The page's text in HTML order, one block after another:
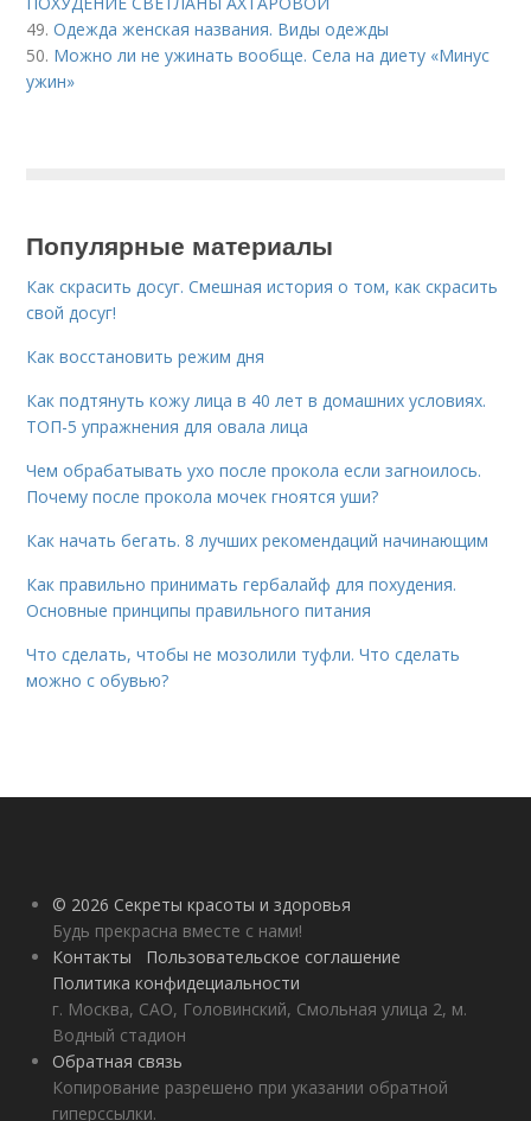
49.Одежда женская названия. Виды одежды
50. Можно ли не ужинать вообще. Села на диету «Минус
ужин»
Популярные материалы
Как скрасить досуг. Смешная история о том, как скрасить
свой досуг!
Как восстановить режим дня
Как подтянуть кожу лица в 40 лет в домашних условиях.
ТОП-5 упражнения для овала лица
Чем обрабатывать ухо после прокола если загноилось.
Почему после прокола мочек гноятся уши?
Как начать бегать. 8 лучших рекомендаций начинающим
Как правильно принимать гербалайф для похудения.
Основные принципы правильного питания
Что сделать, чтобы не мозолили туфли. Что сделать
можно с обувью?
© 2026 Секреты красоты и здоровья
Будь прекрасна вместе с нами!
Контакты
Пользовательское соглашение
Политика конфидециальности
г. Москва, САО, Головинский, Смольная улица 2, м.
Водный стадион
Обратная связь
Копирование разрешено при указании обратной
гиперссылки.